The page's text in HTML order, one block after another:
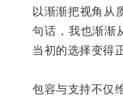
以渐渐把视角从
句话，我也渐渐
当初的选择变得
包容与支持不仅